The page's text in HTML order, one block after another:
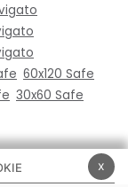
60x120 Safe
30x60 Safe
x